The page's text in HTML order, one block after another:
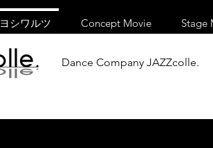
ヨシワルツ Concept Movie Stage
Dance Company JAZZcolle.